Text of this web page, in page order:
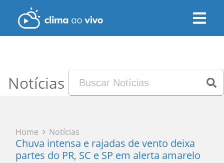
Notícias
Home Notícias
Chuva intensa e rajadas de vento deixa
partes do PR, SC e SP em alerta amarelo